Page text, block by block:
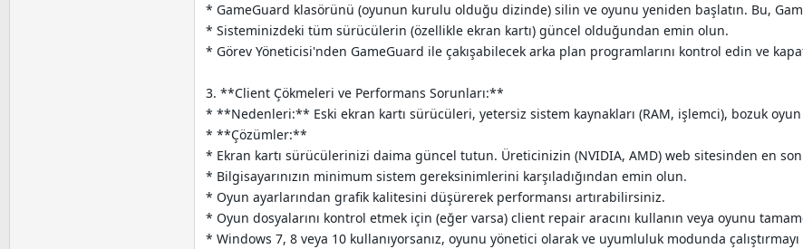
* GameGuard klasörünü (oyunun kurulu olduğu dizinde) silin ve oyunu yeniden başlatın. Bu,
* Sisteminizdeki tüm sürücülerin (özellikle ekran kartı) güncel olduğundan emin olun.
* Görev Yöneticisi'nden GameGuard ile çakışabilecek arka plan programlarını kontrol edin ve
3. **Client Çökmeleri ve Performans Sorunları:**
* **Nedenleri:** Eski ekran kartı sürücüleri, yetersiz sistem kaynakları (RAM, işlemci), bozuk
* **Çözümler:**
* Ekran kartı sürücülerinizi daima güncel tutun. Üreticinizin (NVIDIA, AMD) web sitesinden en
* Bilgisayarınızın minimum sistem gereksinimlerini karşıladığından emin olun.
* Oyun ayarlarından grafik kalitesini düşürerek performansı artırabilirsiniz.
* Oyun dosyalarını kontrol etmek için (eğer varsa) client repair aracını kullanın veya oyunu
* Windows 7, 8 veya 10 kullanıyorsanız, oyunu yönetici olarak ve uyumluluk modunda